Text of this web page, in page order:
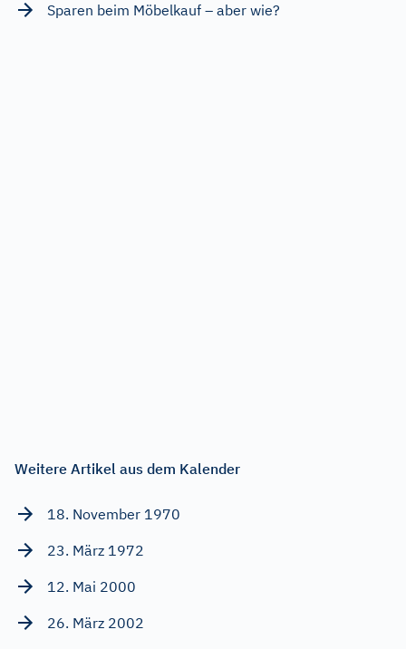
Sparen beim Möbelkauf – aber wie?
Weitere Artikel aus dem Kalender
18. November 1970
23. März 1972
12. Mai 2000
26. März 2002